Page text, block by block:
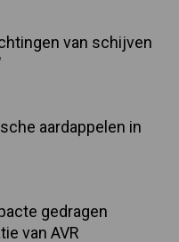
van schijven
aardappelen in
gedragen
van AVR